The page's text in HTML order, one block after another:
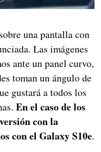
una pantalla con
Las imágenes
ante un panel curvo,
toman un ángulo de
gustará a todos los
En el caso de los
con la
con el Galaxy S10e.